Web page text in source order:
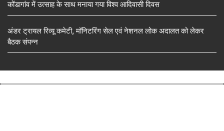
कोंडागांव में उत्साह के साथ मनाया गया विश्व आदिवासी दिवस
अंडर ट्रायल रिव्यू कमेटी, मॉनिटरिंग सेल एवं नेशनल लोक अदालत को लेकर
बैठक संपन्न